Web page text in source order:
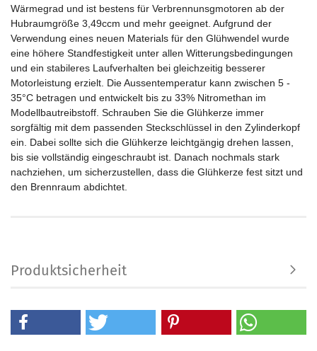
Wärmegrad und ist bestens für Verbrennunsgmotoren ab der
Hubraumgröße 3,49ccm und mehr geeignet. Aufgrund der
Verwendung eines neuen Materials für den Glühwendel wurde
eine höhere Standfestigkeit unter allen Witterungsbedingungen
und ein stabileres Laufverhalten bei gleichzeitig besserer
Motorleistung erzielt. Die Aussentemperatur kann zwischen 5 -
35°C betragen und entwickelt bis zu 33% Nitromethan im
Modellbautreibstoff. Schrauben Sie die Glühkerze immer
sorgfältig mit dem passenden Steckschlüssel in den Zylinderkopf
ein. Dabei sollte sich die Glühkerze leichtgängig drehen lassen,
bis sie vollständig eingeschraubt ist. Danach nochmals stark
nachziehen, um sicherzustellen, dass die Glühkerze fest sitzt und
den Brennraum abdichtet.
Produktsicherheit